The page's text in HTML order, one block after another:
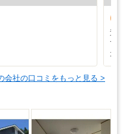
迅
て
た
会社の口コミをもっと見る >